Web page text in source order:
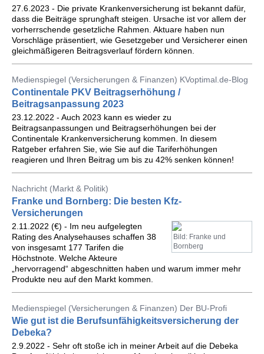
27.6.2023 - Die private Krankenversicherung ist bekannt dafür,
dass die Beiträge sprunghaft steigen. Ursache ist vor allem der
vorherrschende gesetzliche Rahmen. Aktuare haben nun
Vorschläge präsentiert, wie Gesetzgeber und Versicherer einen
gleichmäßigeren Beitragsverlauf fördern können.
Medienspiegel (Versicherungen & Finanzen) KVoptimal.de-Blog
Continentale PKV Beitragserhöhung /
Beitragsanpassung 2023
23.12.2022 - Auch 2023 kann es wieder zu
Beitragsanpassungen und Beitragserhöhungen bei der
Continentale Krankenversicherung kommen. In diesem
Ratgeber erfahren Sie, wie Sie auf die Tariferhöhungen
reagieren und Ihren Beitrag um bis zu 42% senken können!
Nachricht (Markt & Politik)
Franke und Bornberg: Die besten Kfz-
Versicherungen
Bild: Franke und
Bornberg
2.11.2022 (€) - Im neu aufgelegten
Rating des Analysehauses schaffen 38
von insgesamt 177 Tarifen die
Höchstnote. Welche Akteure
„hervorragend“ abgeschnitten haben und warum immer mehr
Produkte neu auf den Markt kommen.
Medienspiegel (Versicherungen & Finanzen) Der BU-Profi
Wie gut ist die Berufsunfähigkeitsversicherung der
Debeka?
2.9.2022 - Sehr oft stoße ich in meiner Arbeit auf die Debeka